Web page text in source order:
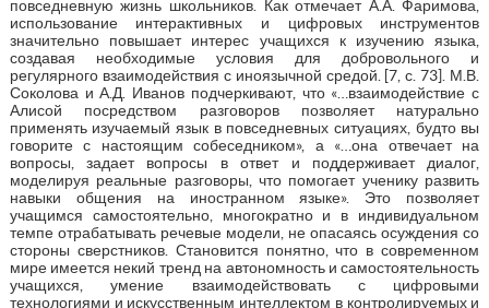
повседневную жизнь школьников. Как отмечает А.А. Фаримова,
использование интерактивных и цифровых инструментов
значительно повышает интерес учащихся к изучению языка,
создавая необходимые условия для добровольного и
регулярного взаимодействия с иноязычной средой. [7, с. 73]. М.В.
Соколова и А.Д. Иванов подчеркивают, что «…взаимодействие с
Алисой посредством разговоров позволяет натурально
применять изучаемый язык в повседневных ситуациях, будто вы
говорите с настоящим собеседником», а «…она отвечает на
вопросы, задает вопросы в ответ и поддерживает диалог,
моделируя реальные разговоры, что помогает ученику развить
навыки общения на иностранном языке». Это позволяет
учащимся самостоятельно, многократно и в индивидуальном
темпе отрабатывать речевые модели, не опасаясь осуждения со
стороны сверстников. Становится понятно, что в современном
мире имеется некий тренд на автономность и самостоятельность
учащихся, умение взаимодействовать с цифровыми
технологиями и искусственным интеллектом в контролируемых и